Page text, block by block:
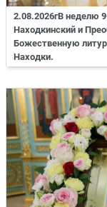
2.08.2026гВ неделю
Находкинский и
Божественную
Находки.